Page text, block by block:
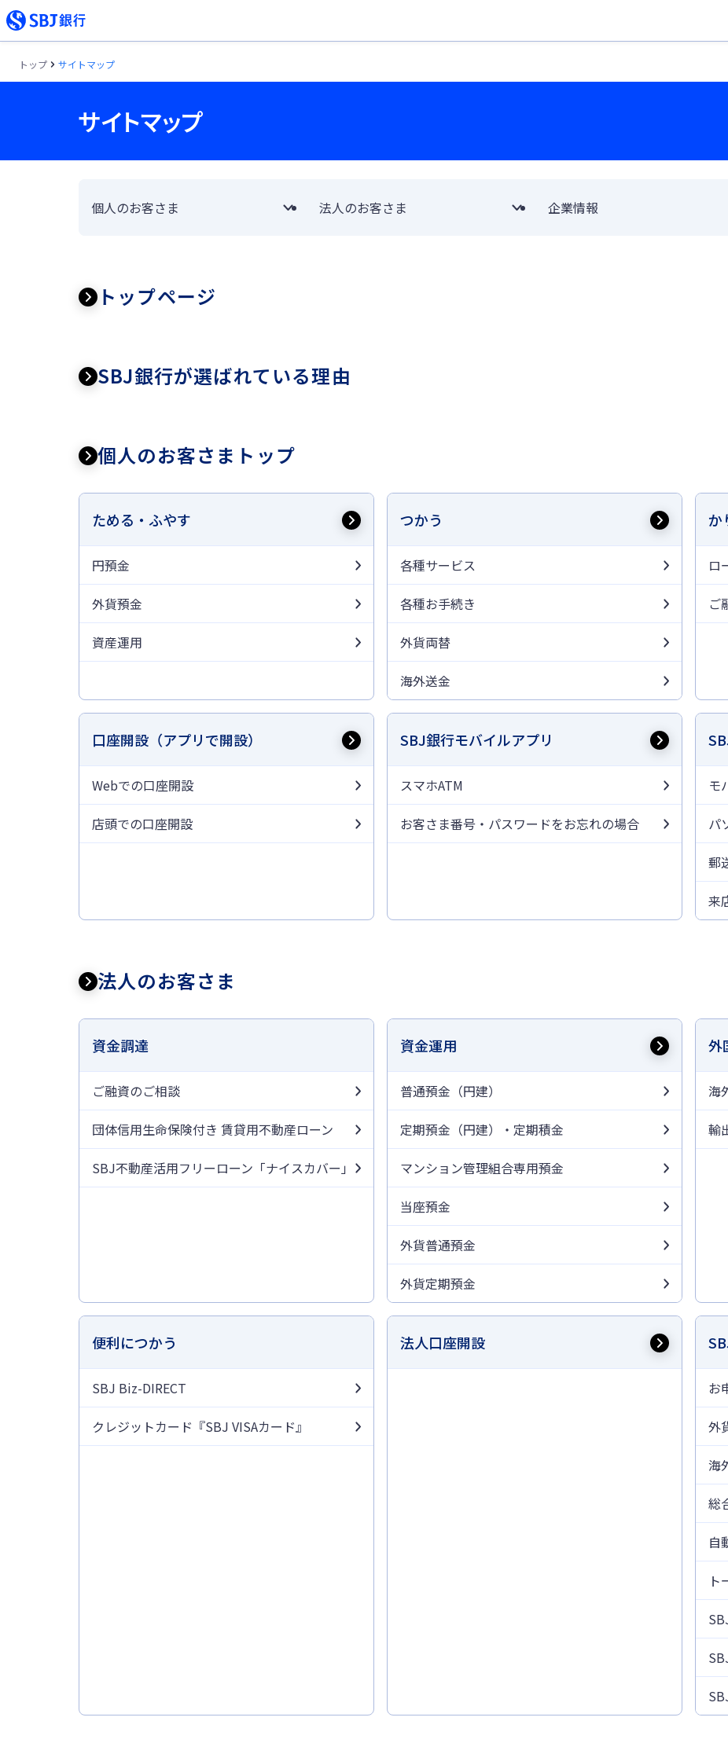
トップ サイトマップ
サイトマップ
個人のお客さま 法人のお客さま 企業情報
トップページ
SBJ銀行が選ばれている理由
個人のお客さまトップ
ためる・ふやす
円預金
外貨預金
資産運用
つかう
各種サービス
各種お手続き
外貨両替
海外送金
か
ロ
ご
口座開設（アプリで開設）
Webでの口座開設
店頭での口座開設
SBJ銀行モバイルアプリ
スマホATM
お客さま番号・パスワードをお忘れの場合
モ
パ
郵
来
法人のお客さま
資金調達
ご融資のご相談
団体信用生命保険付き 賃貸用不動産ローン
SBJ不動産活用フリーローン「ナイスカバー」
資金運用
普通預金（円建）
定期預金（円建）・定期積金
マンション管理組合専用預金
当座預金
外貨普通預金
外貨定期預金
外
海
輸
便利につかう
SBJ Biz-DIRECT
クレジットカード『SBJ VISAカード』
法人口座開設
お
外
海
総
自
ト